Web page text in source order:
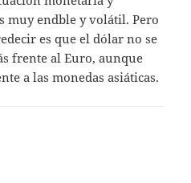
muy endble y volátil. Pero
es que el dólar no se
frente al Euro, aunque
a las monedas asiáticas.